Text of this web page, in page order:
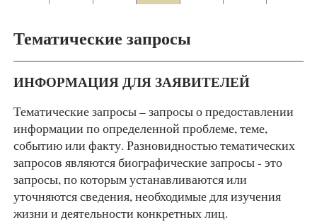
Тематические запросы
ИНФОРМАЦИЯ ДЛЯ ЗАЯВИТЕЛЕЙ
Тематические запросы – запросы о предоставлении
информации по определенной проблеме, теме,
событию или факту. Разновидностью тематических
запросов являются биографические запросы - это
запросы, по которым устанавливаются или
уточняются сведения, необходимые для изучения
жизни и деятельности конкретных лиц.